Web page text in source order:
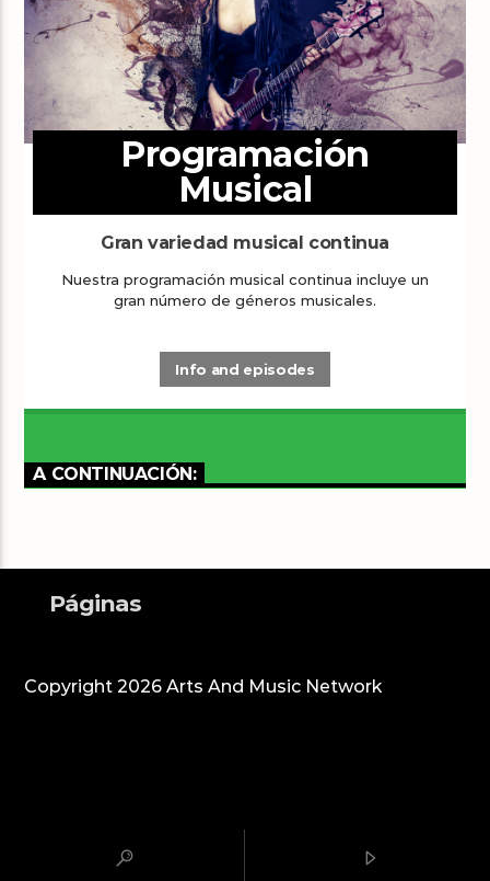
Programación
Musical
Gran variedad musical continua
Nuestra programación musical continua incluye un
gran número de géneros musicales.
Info and episodes
A CONTINUACIÓN:
Páginas
Copyright 2026 Arts And Music Network